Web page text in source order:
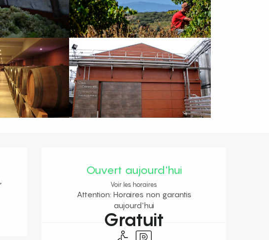
Ouvert aujourd'hui
Voir les horaires
Attention: Horaires non garantis
aujourd'hui
Gratuit
Accès handicapés
Parking